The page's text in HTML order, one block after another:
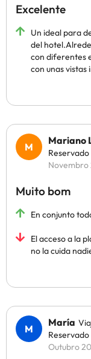
Excelente
Un ideal para
del
con diferentes
con unas vistas
Mariano
Novembro
Muito bom
En conjunto
El acceso a la
no la cuida
María
Outubro